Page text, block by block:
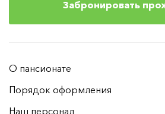
Забронировать
О пансионате
Порядок оформления
Наш персонал